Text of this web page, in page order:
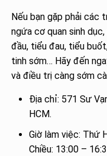
Nếu bạn gặp phải các
ngứa cơ quan sinh
đầu, tiểu đau, tiểu
tinh sớm… Hãy đến
và điều trị càng sớm
Địa chỉ: 571 Sư
HCM.
Giờ làm việc: Thứ
Chiều: 13:00 –